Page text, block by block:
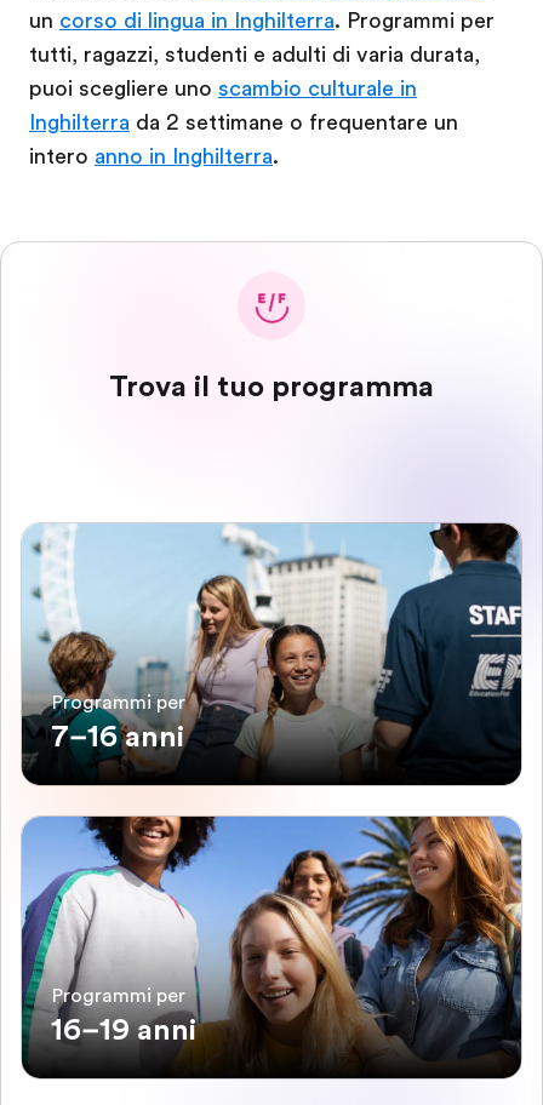
un corso di lingua in Inghilterra. Programmi per
tutti, ragazzi, studenti e adulti di varia durata,
puoi scegliere uno scambio culturale in
Inghilterra da 2 settimane o frequentare un
intero anno in Inghilterra.
Trova il tuo programma
Programmi per
7–16 anni
Programmi per
16–19 anni